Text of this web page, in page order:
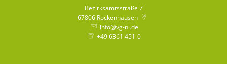
Bezirksamtsstraße 7
67806 Rockenhausen
info@vg-nl.de
+49 6361 451-0